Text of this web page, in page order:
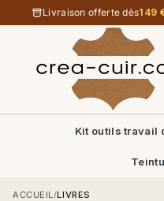
Aller au contenu
Livraison offerte dès149
Kit outils travail
ACCUEIL/LIVRES